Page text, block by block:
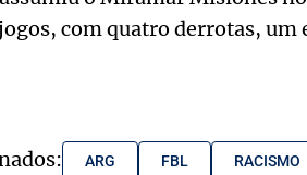
com quatro derrotas, um
ARG FBL RACISMO